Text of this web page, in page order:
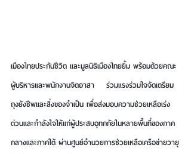
เมืองไทยประกันชีวิต และมูลนิธิเมืองไทยยิ้ม พร้อมด้วยคณะ
ผู้บริหารและพนักงานจิตอาสา    ร่วมแรงร่วมใจจัดเตรียม
ถุงยังชีพและสิ่งของจำเป็น เพื่อส่งมอบความช่วยเหลือเร่ง
ด่วนและกำลังใจให้แก่ผู้ประสบอุทกภัยในหลายพื้นที่ของภาค
กลางและภาคใต้ ผ่านศูนย์อำนวยการช่วยเหลือเครือข่ายวายุ